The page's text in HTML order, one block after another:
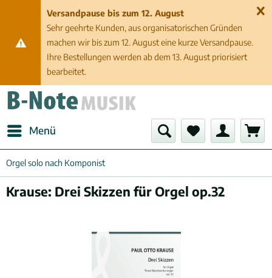
Versandpause bis zum 12. August
Sehr geehrte Kunden, aus organisatorischen Gründen
machen wir bis zum 12. August eine kurze Versandpause.
Ihre Bestellungen werden ab dem 13. August priorisiert
bearbeitet.
Menü
Orgel solo nach Komponist
Krause: Drei Skizzen für Orgel op.32